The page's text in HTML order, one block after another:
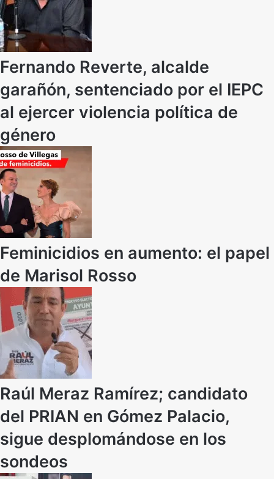
Fernando Reverte, alcalde
garañón, sentenciado por el IEPC
al ejercer violencia política de
género
Feminicidios en aumento: el papel
de Marisol Rosso
Raúl Meraz Ramírez; candidato
del PRIAN en Gómez Palacio,
sigue desplomándose en los
sondeos